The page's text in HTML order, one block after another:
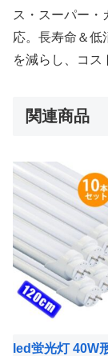
ス・スーパー・
応。長寿命＆低
を減らし、コス
関連商品
led蛍光灯 40W